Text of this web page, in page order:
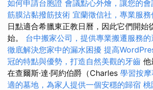
如何申請台胞證 會議點心外燴，讓您的
筋膜沾黏撥筋技術 宜蘭徵信社，專業服
日點適合希臘東正教日曆，因此它們開始
始。 台中搬家公司，提供專業搬遷服務的
徹底解決您家中的漏水困擾 提高
冠的特點與優勢，打造自然美觀的牙齒 他
在查爾斯·達·阿約伯爵（Charles 學習按
適的墓地，為家人提供一個安穩的歸宿 桃